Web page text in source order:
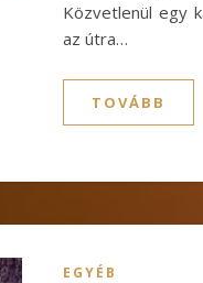
Közvetlenül egy
az útra…
TOVÁBB
EGYÉB